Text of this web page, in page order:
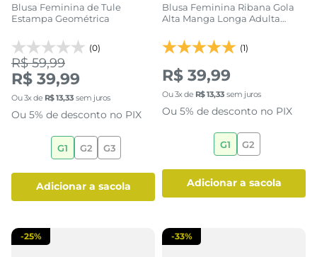
Blusa Feminina de Tule
Estampa Geométrica
(0)
R$ 59,99
R$ 39,99
Ou3x de R$13,33 sem juros
Ou 5% de desconto no PIX
G1 G2 G3
adicionar a sacola
Blusa Feminina Ribana Gola
Alta Manga Longa Adulta
(1)
R$ 39,99
Ou3x de R$13,33 sem juros
Ou 5% de desconto no PIX
G1 G2
adicionar a sacola
-25% -33%